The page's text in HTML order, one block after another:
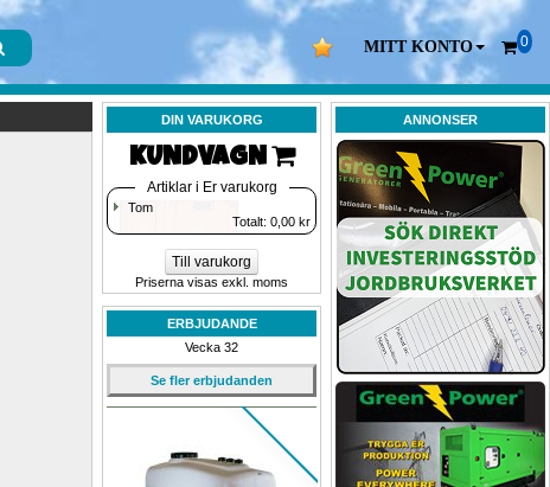
MITT KONTO 0
ANNONSER
DIN VARUKORG
KUNDVAGN
Artiklar i Er varukorg
Tom
Totalt: 0,00 kr
Till varukorg
Priserna visas exkl. moms
ERBJUDANDE
Vecka 32
Se fler erbjudanden